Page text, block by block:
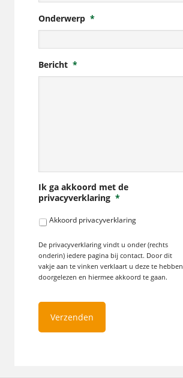
Onderwerp *
Bericht *
Ik ga akkoord met de
privacyverklaring *
Akkoord privacyverklaring
De privacyverklaring vindt u onder (rechts
onderin) iedere pagina bij contact. Door dit
vakje aan te vinken verklaart u deze te hebben
doorgelezen en hiermee akkoord te gaan.